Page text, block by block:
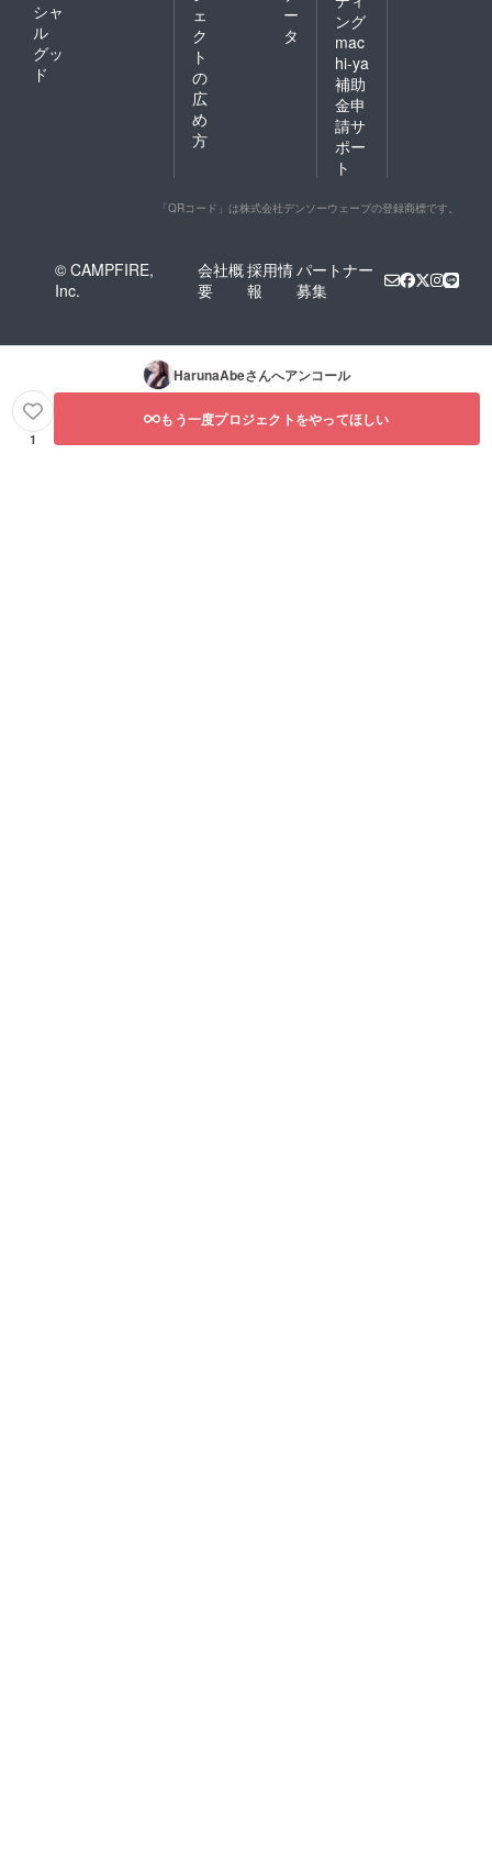
シャ
ル
グッ
ド
ェ
ク
ト
の
広
め
方
ー
タ
ング
mac
hi-ya
補助
金申
請サ
ポー
ト
「QRコード」は株式会社デンソーウェーブの登録商標です。
© CAMPFIRE,
Inc.
会社概
要
採用情
報
パートナー
募集
HarunaAbeさんへアンコール
1
もう一度プロジェクトをやってほしい